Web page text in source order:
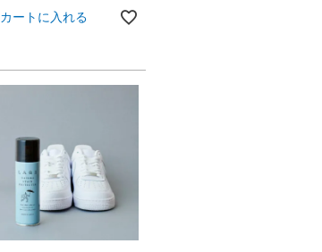
カートに入れる